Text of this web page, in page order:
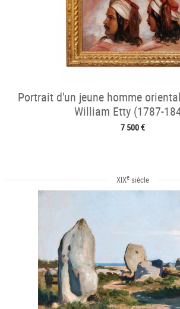
Portrait d'un jeune homme
William Etty (1787-
7 500 €
XIXe siècle